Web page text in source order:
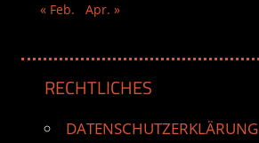
« Feb.
Apr. »
RECHTLICHES
DATENSCHUTZERKLÄRUNG